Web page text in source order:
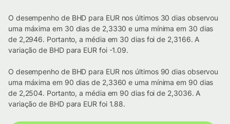
O desempenho de BHD para EUR nos últimos 30 dias observou
uma máxima em 30 dias de 2,3330 e uma mínima em 30 dias
de 2,2946. Portanto, a média em 30 dias foi de 2,3166. A
variação de BHD para EUR foi -1.09.
O desempenho de BHD para EUR nos últimos 90 dias observou
uma máxima em 90 dias de 2,3360 e uma mínima em 90 dias
de 2,2504. Portanto, a média em 90 dias foi de 2,3036. A
variação de BHD para EUR foi 1.88.